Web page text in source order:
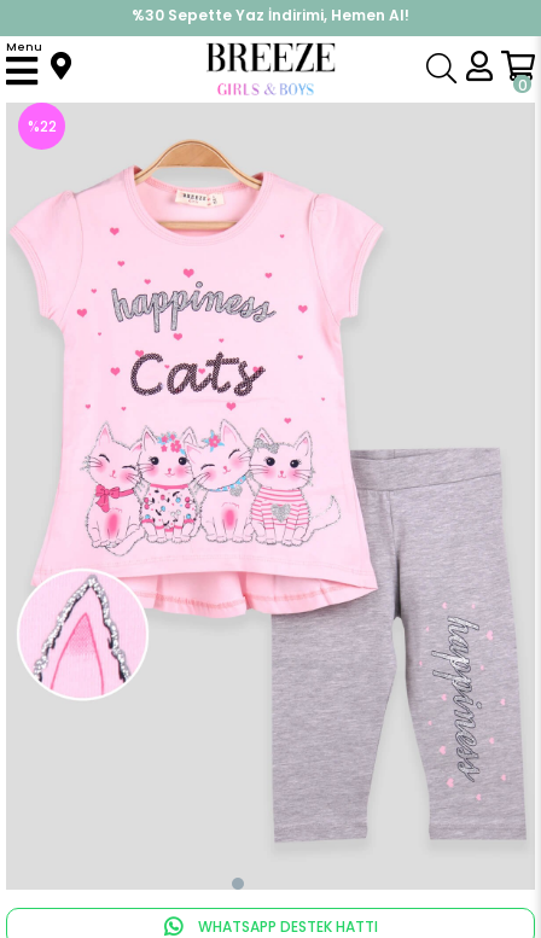
%30 Sepette Yaz İndirimi, Hemen Al!
İndirimlere ek %10 İndirimi Kap, Hemen Üye Ol!
0
Menu
Anasayfa Takımlar Kapri & Şort Takım
%22
WHATSAPP DESTEK HATTI